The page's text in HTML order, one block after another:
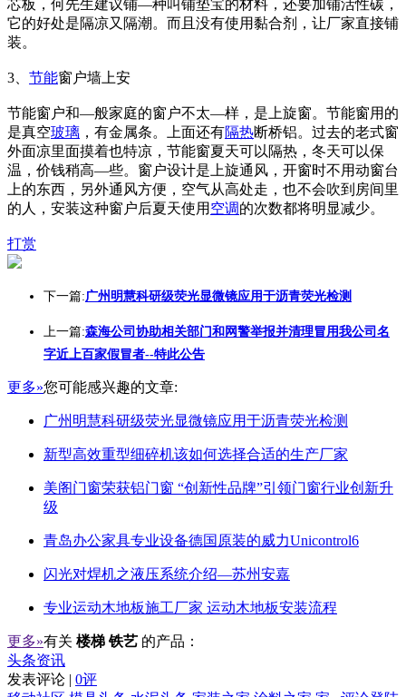
芯板，何先生建议铺—种叫铺垫宝的材料，还要加铺活性碳，
它的好处是隔凉又隔潮。而且没有使用黏合剂，让厂家直接铺
装。
3、 节能窗户墙上安
节能窗户和—般家庭的窗户不太—样，是上旋窗。节能窗用的
是真空玻璃 ，有金属条。上面还有隔热断桥铝。过去的老式窗
外面凉里面摸着也特凉，节能窗夏天可以隔热，冬天可以保
温，价钱稍高—些。窗户设计是上旋通风，开窗时不用动窗台
上的东西，另外通风方便，空气从高处走，也不会吹到房间里
的人，安装这种窗户后夏天使用 空调的次数都将明显减少。
打赏
下一篇:广州明慧科研级荧光显微镜应用于沥青荧光检测
上一篇:森海公司协助相关部门和网警举报并清理冒用我公司名
字近上百家假冒者--特此公告
更多»您可能感兴趣的文章:
广州明慧科研级荧光显微镜应用于沥青荧光检测
新型高效重型细碎机该如何选择合适的生产厂家
美阁门窗荣获铝门窗 “创新性品牌”引领门窗行业创新升
级
青岛办公家具专业设备德国原装的威力Unicontrol6
闪光对焊机之液压系统介绍—苏州安嘉
专业运动木地板施工厂家 运动木地板安装流程
更多»有关 楼梯 铁艺 的产品：
头条资讯
发表评论 | 0评